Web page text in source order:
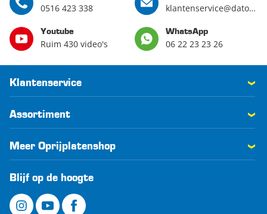
0516 423 338 klantenservice@datona.nl
Youtube
Ruim 430 video's
WhatsApp
06 22 23 23 26
Klantenservice
Assortiment
Meer Oprijplatenshop
Blijf op de hoogte